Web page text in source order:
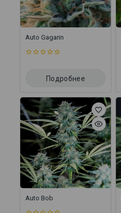
Auto Gagarin
Подробнее
Auto Bob